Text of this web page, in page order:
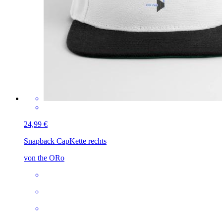
24,99 €
Snapback CapKette rechts
von the ORo